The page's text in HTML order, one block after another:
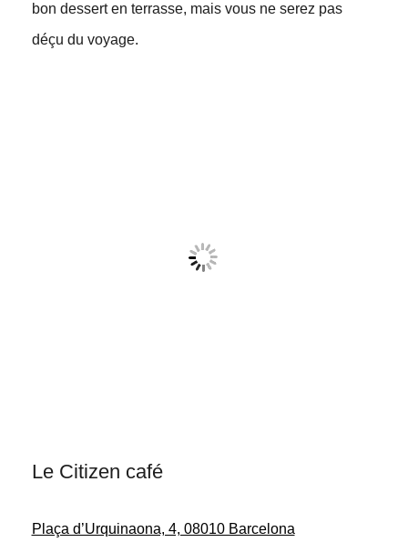
bon dessert en terrasse, mais vous ne serez pas
déçu du voyage.
Le Citizen café
Plaça d’Urquinaona, 4, 08010 Barcelona